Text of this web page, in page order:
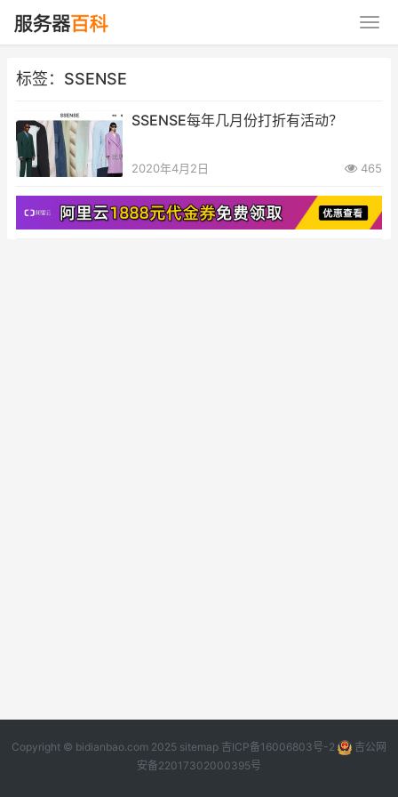
标签：SSENSE
SSENSE每年几月份打折有活动？
2020年4月2日 465
Copyright © bidianbao.com 2025 sitemap 吉ICP备16006803号-2
吉公网
安备22017302000395号